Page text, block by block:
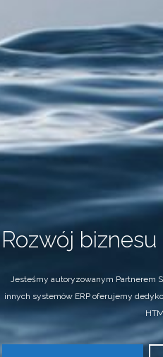
Rozwój
Jesteśmy autoryzowanym Partnerem
innych systemów ERP oferujemy